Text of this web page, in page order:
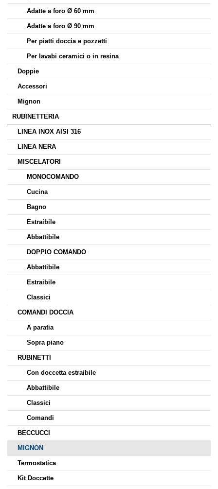
Adatte a foro Ø 60 mm
Adatte a foro Ø 90 mm
Per piatti doccia e pozzetti
Per lavabi ceramici o in resina
Doppie
Accessori
Mignon
RUBINETTERIA
LINEA INOX AISI 316
LINEA NERA
MISCELATORI
MONOCOMANDO
Cucina
Bagno
Estraibile
Abbattibile
DOPPIO COMANDO
Abbattibile
Estraibile
Classici
COMANDI DOCCIA
A paratia
Sopra piano
RUBINETTI
Con doccetta estraibile
Abbattibile
Classici
Comandi
BECCUCCI
MIGNON
Termostatica
Kit Doccette